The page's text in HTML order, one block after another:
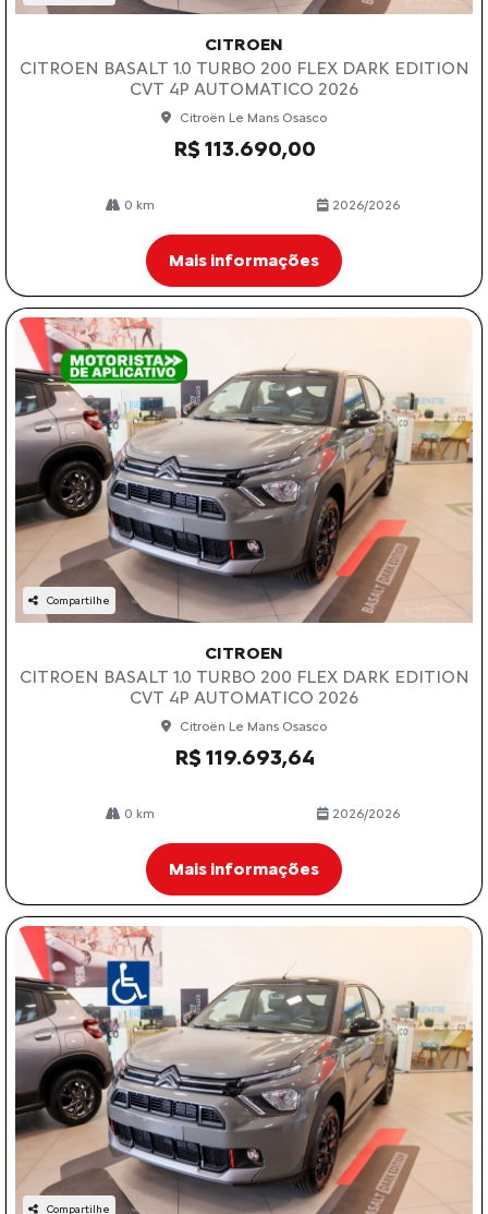
CITROEN
CITROEN BASALT 1.0 TURBO 200 FLEX DARK EDITION
CVT 4P AUTOMATICO 2026
Citroën Le Mans Osasco
R$ 113.690,00
0 km 2026/2026
Mais informações
Compartilhe
CITROEN
CITROEN BASALT 1.0 TURBO 200 FLEX DARK EDITION
CVT 4P AUTOMATICO 2026
Citroën Le Mans Osasco
R$ 119.693,64
0 km 2026/2026
Mais informações
Compartilhe